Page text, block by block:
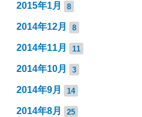
2015年1月 8
2014年12月 8
2014年11月 11
2014年10月 3
2014年9月 14
2014年8月 25